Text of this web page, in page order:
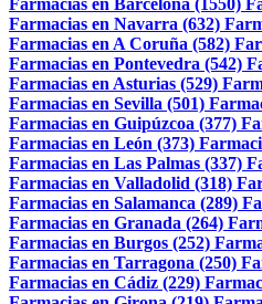
Farmacias en Navarra (632)
Farmacias en A Coruña (582)
Farmacias en Pontevedra (542)
Farmacias en Asturias (529)
Farmacias en Sevilla (501)
Farmacias en Guipúzcoa (377)
Farmacias en León (373)
Farmacias en Las Palmas (337)
Farmacias en Valladolid (318)
Farmacias en Salamanca (289)
Farmacias en Granada (264)
Farmacias en Burgos (252)
Farmacias en Tarragona (250)
Farmacias en Cádiz (229)